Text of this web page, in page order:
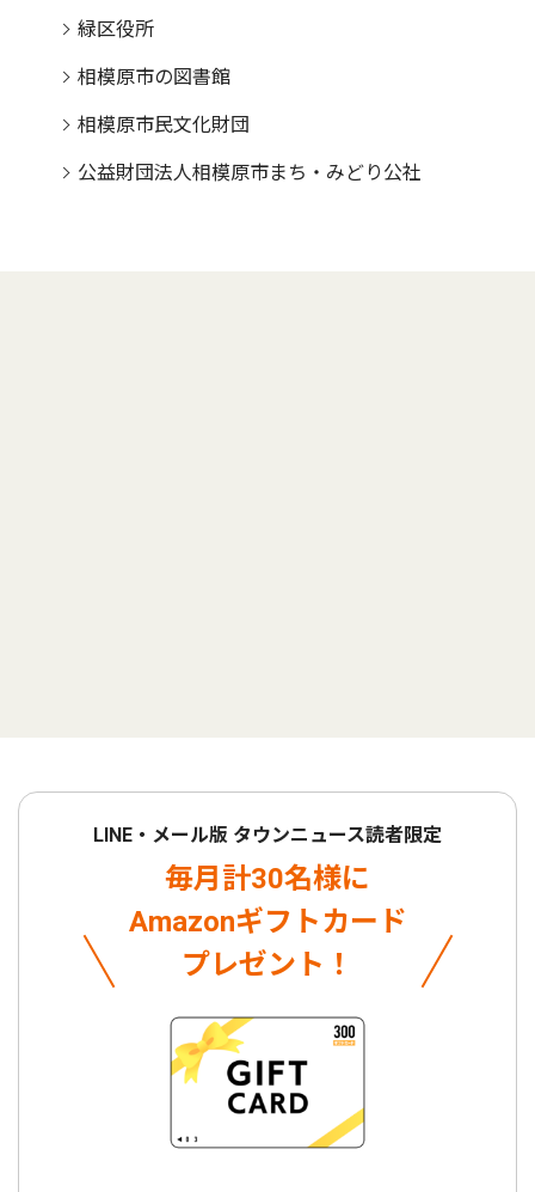
緑区役所
相模原市の図書館
相模原市民文化財団
公益財団法人相模原市まち・みどり公社
LINE・メール版 タウンニュース読者限定
毎月計30名様に
Amazonギフトカード
プレゼント！